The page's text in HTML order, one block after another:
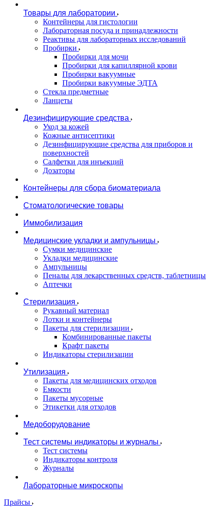
Товары для лаборатории
Контейнеры для гистологии
Лабораторная посуда и принадлежности
Реактивы для лабораторных исследований
Пробирки
Пробирки для мочи
Пробирки для капиллярной крови
Пробирки вакуумные
Пробирки вакуумные ЭДТА
Стекла предметные
Ланцеты
Дезинфицирующие средства
Уход за кожей
Кожные антисептики
Дезинфицирующие средства для приборов и
поверхностей
Салфетки для инъекций
Дозаторы
Контейнеры для сбора биоматериала
Стоматологические товары
Иммобилизация
Медицинские укладки и ампульницы
Сумки медицинские
Укладки медицинские
Ампульницы
Пеналы для лекарственных средств, таблетницы
Аптечки
Стерилизация
Рукавный материал
Лотки и контейнеры
Пакеты для стерилизации
Комбинированные пакеты
Крафт пакеты
Индикаторы стерилизации
Утилизация
Пакеты для медицинских отходов
Емкости
Пакеты мусорные
Этикетки для отходов
Медоборудование
Тест системы индикаторы и журналы
Тест системы
Индикаторы контроля
Журналы
Лабораторные микроскопы
Прайсы